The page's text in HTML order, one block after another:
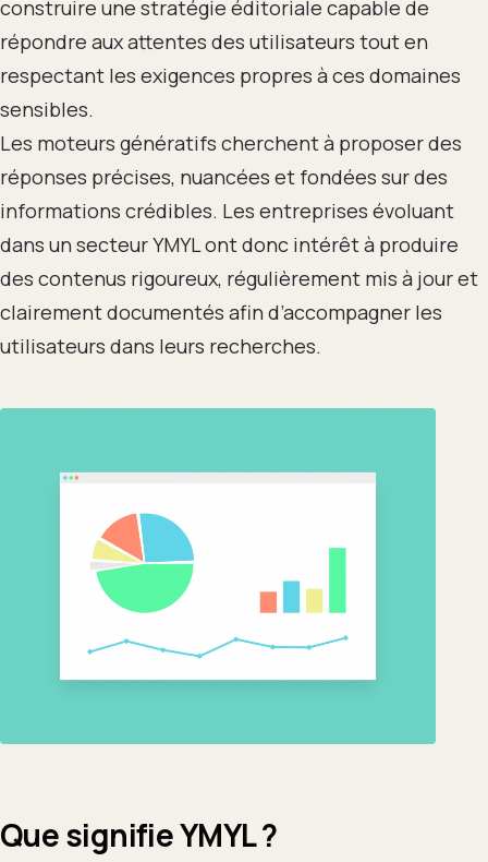
construire une stratégie éditoriale capable de
répondre aux attentes des utilisateurs tout en
respectant les exigences propres à ces domaines
sensibles.
Les moteurs génératifs cherchent à proposer des
réponses précises, nuancées et fondées sur des
informations crédibles. Les entreprises évoluant
dans un secteur YMYL ont donc intérêt à produire
des contenus rigoureux, régulièrement mis à jour et
clairement documentés afin d’accompagner les
utilisateurs dans leurs recherches.
Que signifie YMYL ?